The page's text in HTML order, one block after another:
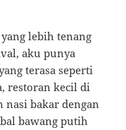
lebih tenang
aku punya
terasa seperti
restoran kecil di
nasi bakar dengan
bawang putih